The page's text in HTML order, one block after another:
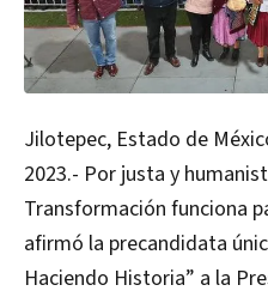
Jilotepec, Estado de
2023.- Por justa y
Transformación funciona
afirmó la precandidata
Haciendo Historia” a la